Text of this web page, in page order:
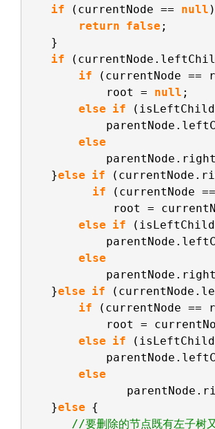
if
(currentNode == null
return false ;
}
if
if
(currentNode ==
root = null ;
else if
else
}else if
if
(currentNode
root =
else if
else
}else if
if
(currentNode ==
root =
else if
else
}else {
//要删除的节点既有左子树